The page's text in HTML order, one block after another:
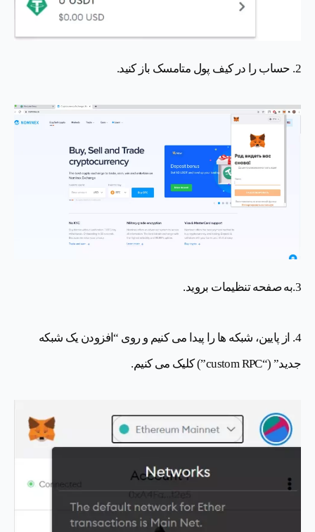
2. حساب را در کیف پول متامسک باز کنید.
3.به صفحه تنظیمات بروید.
4. از پایین، شبکه ها را پیدا می کنیم و روی “افزودن یک شبکه
جدید” (“custom RPC”) کلیک می کنیم.